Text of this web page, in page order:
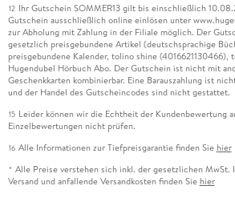
12 Ihr Gutschein SOMMER13 gilt bis einschließlich
Gutschein ausschließlich online einlösen unter
zur Abholung mit Zahlung in der Filiale möglich. Der
gesetzlich preisgebundene Artikel (deutschsprachige
preisgebundene Kalender, tolino shine (4016621130466),
Hugendubel Hörbuch Abo. Der Gutschein ist nicht mit
Geschenkkarten kombinierbar. Eine Barauszahlung ist
und der Handel des Gutscheincodes sind nicht gestattet.
15 Leider können wir die Echtheit der Kundenbewertung
Einzelbewertungen nicht prüfen.
16 Alle Informationen zur Tiefpreisgarantie finden Sie hier
* Alle Preise verstehen sich inkl. der gesetzlichen MwSt.
Versand und anfallende Versandkosten finden Sie hier